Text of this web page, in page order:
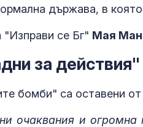
държава, в
"Изправи се Бг" Мая
за действия"
бомби" са оставени
очаквания и огромна